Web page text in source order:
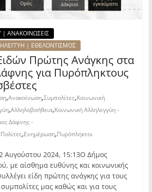
| ΑΝΑΚΟΙΝΩΣΕΙΣ
| ΕΘΕΛΟΝΤΙΣΜΟΣ
Πρώτης Ανάγκης στα
για Πυρόπληκτους
,Ανακοίνωση,Συμπολίτες,Κοινωνική
,Αλληλοβοήθεια,Κοινωνική Αλληλεγγύη -
Δάφνης -
Πολίτες,Ενημέρωση,Πυρόπληκτοι
Αυγούστου 2024, 15:13Ο Δήμος
με αίσθημα ευθύνης και κοινωνικής
είδη πρώτης ανάγκης για τους
μας καθώς και για τους